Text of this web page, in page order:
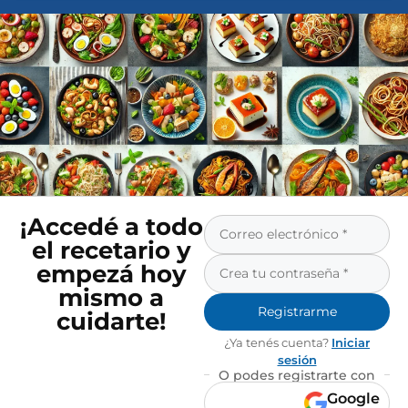
¡Accedé a todo
el recetario y
empezá hoy
mismo a
cuidarte!
Registrarme
¿Ya tenés cuenta? Iniciar
sesión
O podes registrarte con
Google